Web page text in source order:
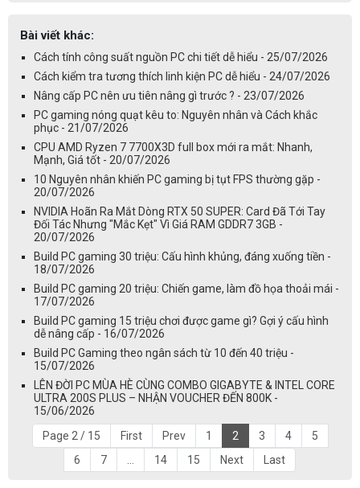
Bài viết khác:
Cách tính công suất nguồn PC chi tiết dễ hiểu - 25/07/2026
Cách kiểm tra tương thích linh kiện PC dễ hiểu - 24/07/2026
Nâng cấp PC nên ưu tiên nâng gì trước ? - 23/07/2026
PC gaming nóng quạt kêu to: Nguyên nhân và Cách khắc
phục - 21/07/2026
CPU AMD Ryzen 7 7700X3D full box mới ra mắt: Nhanh,
Mạnh, Giá tốt - 20/07/2026
10 Nguyên nhân khiến PC gaming bị tụt FPS thường gặp -
20/07/2026
NVIDIA Hoãn Ra Mắt Dòng RTX 50 SUPER: Card Đã Tới Tay
Đối Tác Nhưng "Mắc Kẹt" Vì Giá RAM GDDR7 3GB -
20/07/2026
Build PC gaming 30 triệu: Cấu hình khủng, đáng xuống tiền -
18/07/2026
Build PC gaming 20 triệu: Chiến game, làm đồ họa thoải mái -
17/07/2026
Build PC gaming 15 triệu chơi được game gì? Gợi ý cấu hình
dễ nâng cấp - 16/07/2026
Build PC Gaming theo ngân sách từ 10 đến 40 triệu -
15/07/2026
LÊN ĐỜI PC MÙA HÈ CÙNG COMBO GIGABYTE & INTEL CORE
ULTRA 200S PLUS – NHẬN VOUCHER ĐẾN 800K -
15/06/2026
Page 2 / 15
First Prev 1 2 3 4
5
6
7 14 15 Next Last